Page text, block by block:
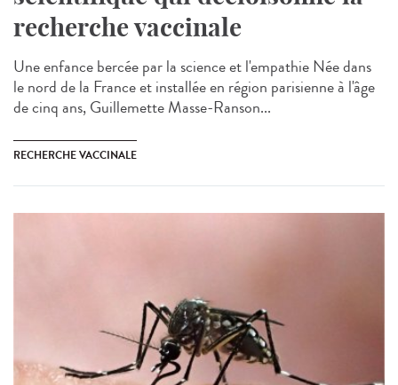
recherche vaccinale
Une enfance bercée par la science et l'empathie Née dans
le nord de la France et installée en région parisienne à l'âge
de cinq ans, Guillemette Masse-Ranson...
RECHERCHE VACCINALE